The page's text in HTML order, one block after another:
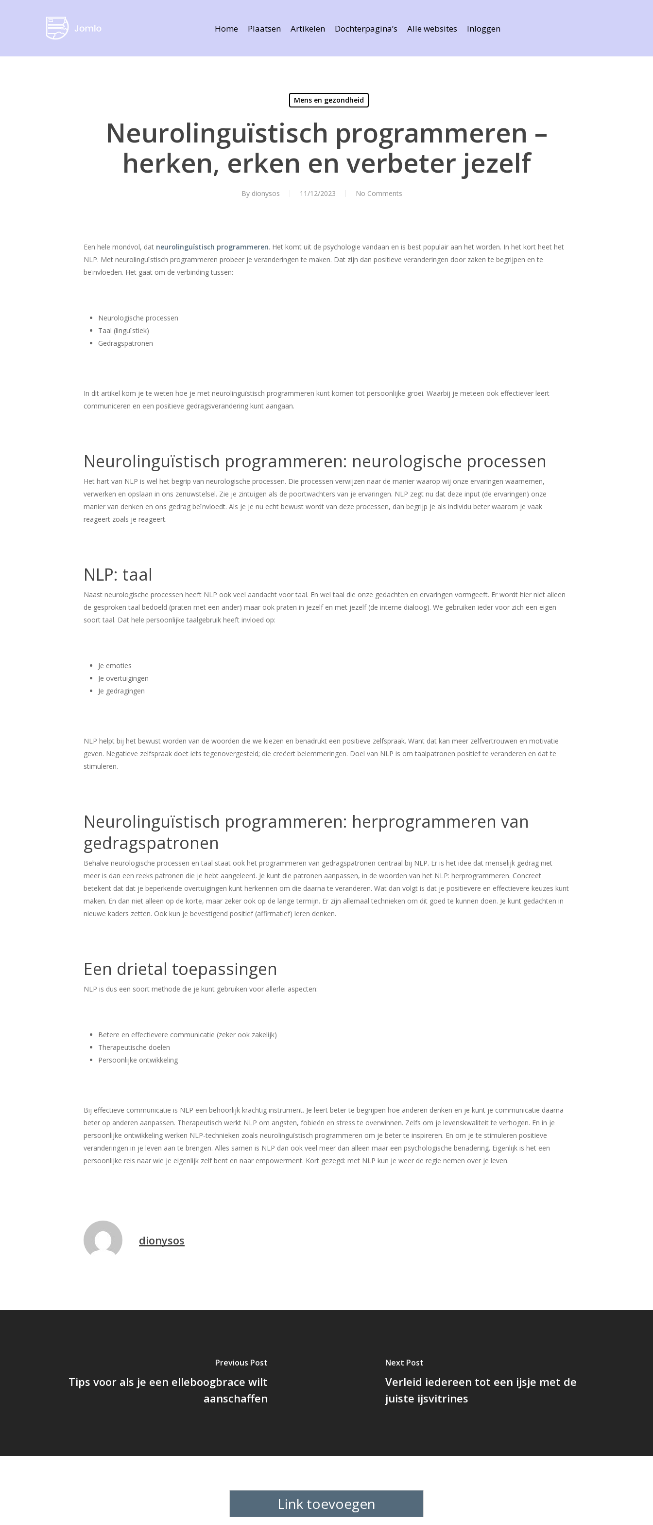
Home Plaatsen Artikelen Dochterpagina’s Alle websites Inloggen
Mens en gezondheid
Neurolinguïstisch programmeren –
herken, erken en verbeter jezelf
By dionysos 11/12/2023 No Comments
Een hele mondvol, dat neurolinguïstisch programmeren. Het komt uit de psychologie vandaan en is best populair aan het worden. In het kort heet het
NLP. Met neurolinguïstisch programmeren probeer je veranderingen te maken. Dat zijn dan positieve veranderingen door zaken te begrijpen en te
beïnvloeden. Het gaat om de verbinding tussen:
Neurologische processen
Taal (linguïstiek)
Gedragspatronen
In dit artikel kom je te weten hoe je met neurolinguïstisch programmeren kunt komen tot persoonlijke groei. Waarbij je meteen ook effectiever leert
communiceren en een positieve gedragsverandering kunt aangaan.
Neurolinguïstisch programmeren: neurologische processen
Het hart van NLP is wel het begrip van neurologische processen. Die processen verwijzen naar de manier waarop wij onze ervaringen waarnemen,
verwerken en opslaan in ons zenuwstelsel. Zie je zintuigen als de poortwachters van je ervaringen. NLP zegt nu dat deze input (de ervaringen) onze
manier van denken en ons gedrag beïnvloedt. Als je je nu echt bewust wordt van deze processen, dan begrijp je als individu beter waarom je vaak
reageert zoals je reageert.
NLP: taal
Naast neurologische processen heeft NLP ook veel aandacht voor taal. En wel taal die onze gedachten en ervaringen vormgeeft. Er wordt hier niet alleen
de gesproken taal bedoeld (praten met een ander) maar ook praten in jezelf en met jezelf (de interne dialoog). We gebruiken ieder voor zich een eigen
soort taal. Dat hele persoonlijke taalgebruik heeft invloed op:
Je emoties
Je overtuigingen
Je gedragingen
NLP helpt bij het bewust worden van de woorden die we kiezen en benadrukt een positieve zelfspraak. Want dat kan meer zelfvertrouwen en motivatie
geven. Negatieve zelfspraak doet iets tegenovergesteld; die creëert belemmeringen. Doel van NLP is om taalpatronen positief te veranderen en dat te
stimuleren.
Neurolinguïstisch programmeren: herprogrammeren van
gedragspatronen
Behalve neurologische processen en taal staat ook het programmeren van gedragspatronen centraal bij NLP. Er is het idee dat menselijk gedrag niet
meer is dan een reeks patronen die je hebt aangeleerd. Je kunt die patronen aanpassen, in de woorden van het NLP: herprogrammeren. Concreet
betekent dat dat je beperkende overtuigingen kunt herkennen om die daarna te veranderen. Wat dan volgt is dat je positievere en effectievere keuzes kunt
maken. En dan niet alleen op de korte, maar zeker ook op de lange termijn. Er zijn allemaal technieken om dit goed te kunnen doen. Je kunt gedachten in
nieuwe kaders zetten. Ook kun je bevestigend positief (affirmatief) leren denken.
Een drietal toepassingen
NLP is dus een soort methode die je kunt gebruiken voor allerlei aspecten:
Betere en effectievere communicatie (zeker ook zakelijk)
Therapeutische doelen
Persoonlijke ontwikkeling
Bij effectieve communicatie is NLP een behoorlijk krachtig instrument. Je leert beter te begrijpen hoe anderen denken en je kunt je communicatie daarna
beter op anderen aanpassen. Therapeutisch werkt NLP om angsten, fobieën en stress te overwinnen. Zelfs om je levenskwaliteit te verhogen. En in je
persoonlijke ontwikkeling werken NLP-technieken zoals neurolinguïstisch programmeren om je beter te inspireren. En om je te stimuleren positieve
veranderingen in je leven aan te brengen. Alles samen is NLP dan ook veel meer dan alleen maar een psychologische benadering. Eigenlijk is het een
persoonlijke reis naar wie je eigenlijk zelf bent en naar empowerment. Kort gezegd: met NLP kun je weer de regie nemen over je leven.
dionysos
Previous Post
Tips voor als je een elleboogbrace wilt
aanschaffen
Next Post
Verleid iedereen tot een ijsje met de
juiste ijsvitrines
Link toevoegen